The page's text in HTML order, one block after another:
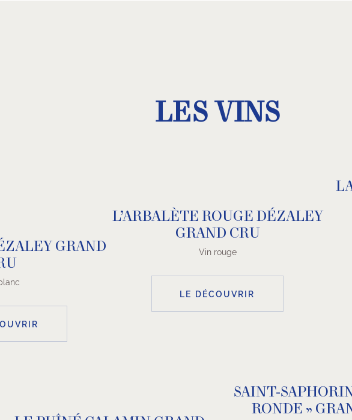
LES VINS
GRAND
L’ARBALÈTE ROUGE DÉZALEY
GRAND CRU
Vin rouge
LE DÉCOUVRIR
SAINT-
RONDE »